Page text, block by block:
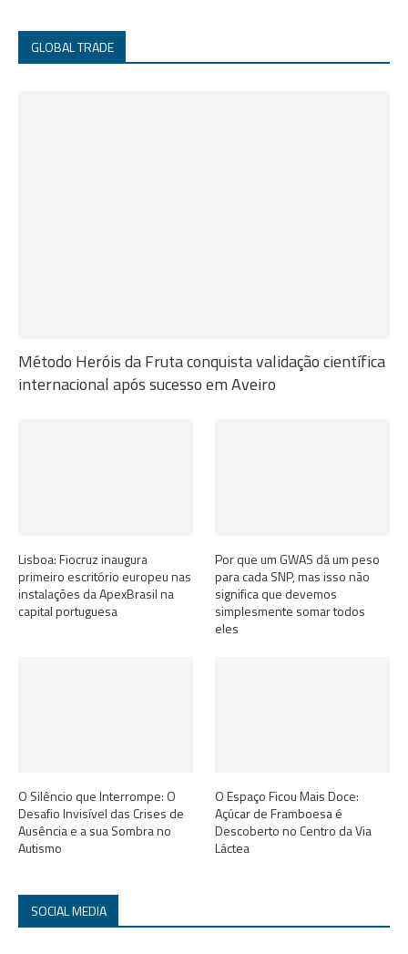
GLOBAL TRADE
Método Heróis da Fruta conquista validação científica
internacional após sucesso em Aveiro
Lisboa: Fiocruz inaugura
primeiro escritório europeu nas
instalações da ApexBrasil na
capital portuguesa
Por que um GWAS dá um peso
para cada SNP, mas isso não
significa que devemos
simplesmente somar todos
eles
O Silêncio que Interrompe: O
Desafio Invisível das Crises de
Ausência e a sua Sombra no
Autismo
O Espaço Ficou Mais Doce:
Açúcar de Framboesa é
Descoberto no Centro da Via
Láctea
SOCIAL MEDIA